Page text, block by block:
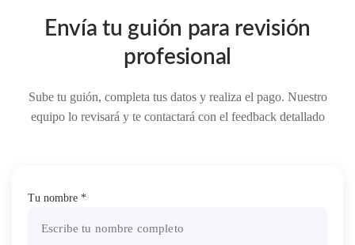
Envía tu guión para revisión
profesional
Sube tu guión, completa tus datos y realiza el pago. Nuestro
equipo lo revisará y te contactará con el feedback detallado
Tu nombre *